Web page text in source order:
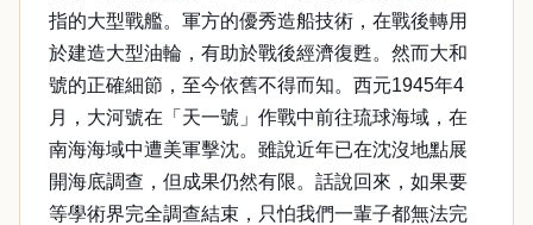
指的大型戰艦。軍方的優秀造船技術，在戰後轉用
於建造大型油輪，有助於戰後經濟復甦。然而大和
號的正確細節，至今依舊不得而知。西元1945年4
月，大河號在「天一號」作戰中前往琉球海域，在
南海海域中遭美軍擊沈。雖說近年已在沈沒地點展
開海底調查，但成果仍然有限。話說回來，如果要
等學術界完全調查結束，只怕我們一輩子都無法完